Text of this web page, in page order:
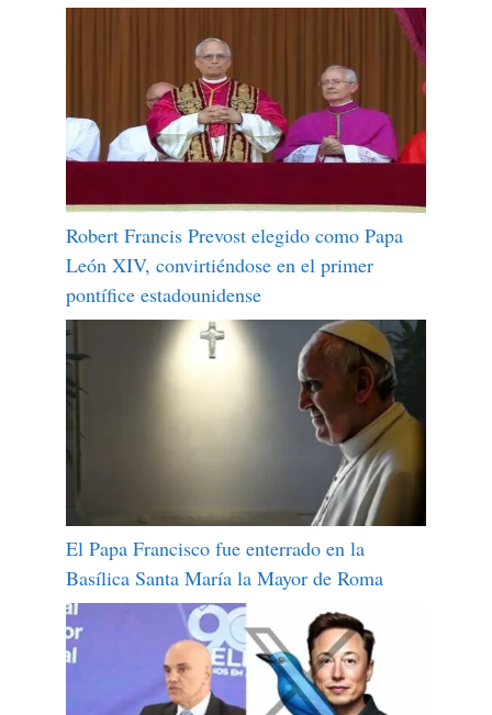
Robert Francis Prevost elegido como Papa
León XIV, convirtiéndose en el primer
pontífice estadounidense
El Papa Francisco fue enterrado en la
Basílica Santa María la Mayor de Roma